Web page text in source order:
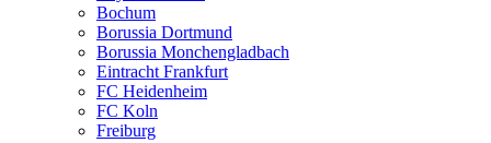
Bochum
Borussia Dortmund
Borussia Monchengladbach
Eintracht Frankfurt
FC Heidenheim
FC Koln
Freiburg